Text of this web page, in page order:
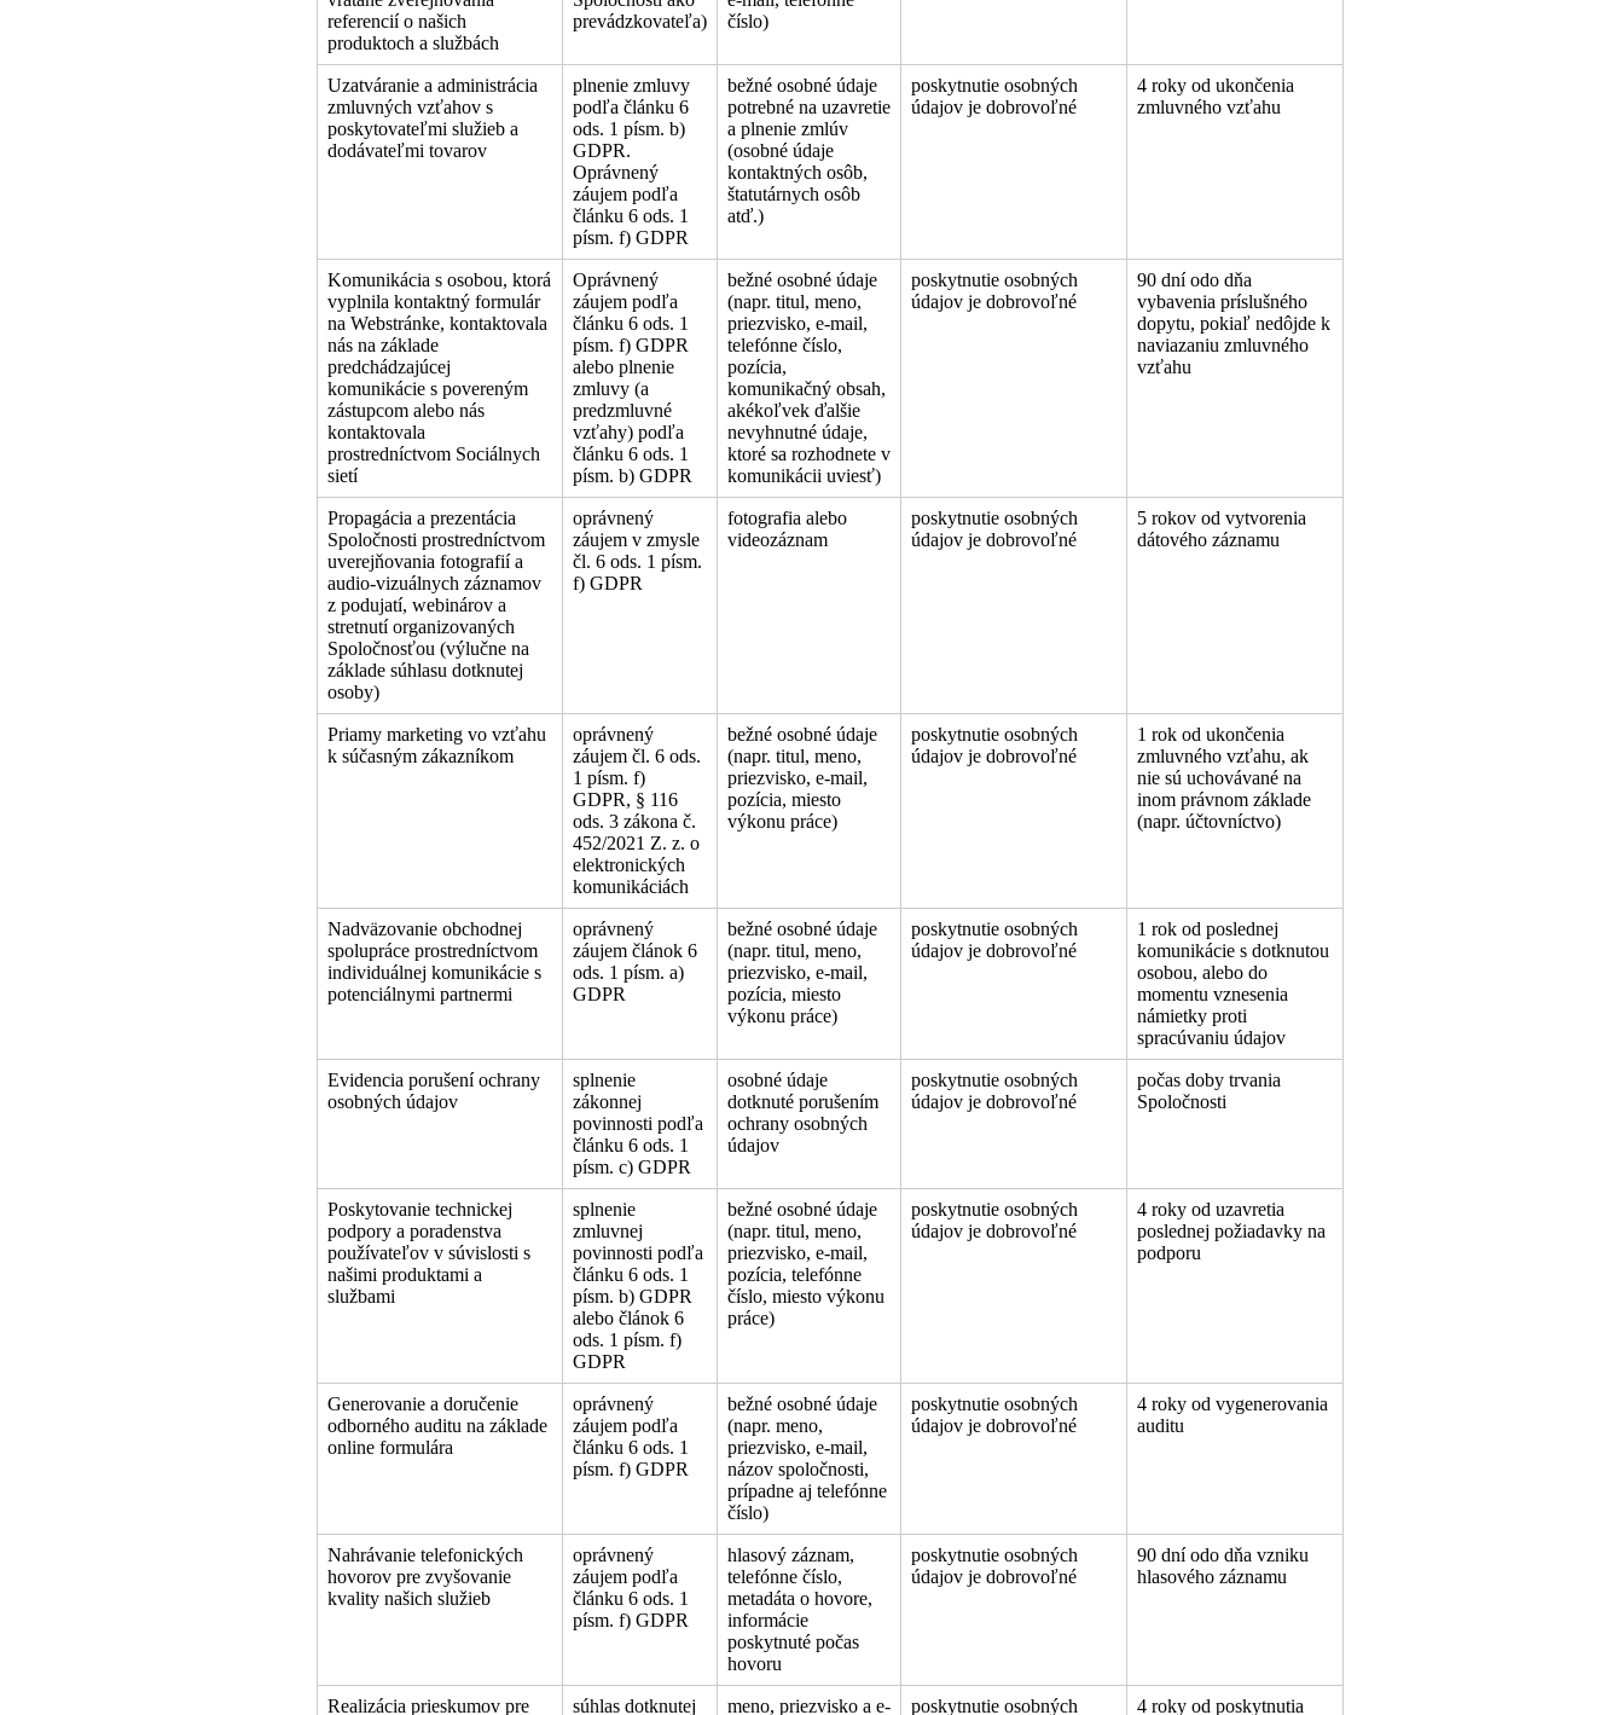
referencií o našich
produktoch a službách
prevádzkovateľa)
číslo)
Uzatváranie a administrácia
zmluvných vzťahov s
poskytovateľmi služieb a
dodávateľmi tovarov
plnenie zmluvy
podľa článku 6
ods. 1 písm. b)
GDPR.
Oprávnený
záujem podľa
článku 6 ods. 1
písm. f) GDPR
bežné osobné údaje
potrebné na uzavretie
a plnenie zmlúv
(osobné údaje
kontaktných osôb,
štatutárnych osôb
atď.)
poskytnutie osobných
údajov je dobrovoľné
4 roky od ukončenia
zmluvného vzťahu
Komunikácia s osobou, ktorá
vyplnila kontaktný formulár
na Webstránke, kontaktovala
nás na základe
predchádzajúcej
komunikácie s povereným
zástupcom alebo nás
kontaktovala
prostredníctvom Sociálnych
sietí
Oprávnený
záujem podľa
článku 6 ods. 1
písm. f) GDPR
alebo plnenie
zmluvy (a
predzmluvné
vzťahy) podľa
článku 6 ods. 1
písm. b) GDPR
bežné osobné údaje
(napr. titul, meno,
priezvisko, e-mail,
telefónne číslo,
pozícia,
komunikačný obsah,
akékoľvek ďalšie
nevyhnutné údaje,
ktoré sa rozhodnete v
komunikácii uviesť)
poskytnutie osobných
údajov je dobrovoľné
90 dní odo dňa
vybavenia príslušného
dopytu, pokiaľ nedôjde k
naviazaniu zmluvného
vzťahu
Propagácia a prezentácia
Spoločnosti prostredníctvom
uverejňovania fotografií a
audio-vizuálnych záznamov
z podujatí, webinárov a
stretnutí organizovaných
Spoločnosťou (výlučne na
základe súhlasu dotknutej
osoby)
oprávnený
záujem v zmysle
čl. 6 ods. 1 písm.
f) GDPR
fotografia alebo
videozáznam
poskytnutie osobných
údajov je dobrovoľné
5 rokov od vytvorenia
dátového záznamu
Priamy marketing vo vzťahu
k súčasným zákazníkom
oprávnený
záujem čl. 6 ods.
1 písm. f)
GDPR, § 116
ods. 3 zákona č.
452/2021 Z. z. o
elektronických
komunikáciách
bežné osobné údaje
(napr. titul, meno,
priezvisko, e-mail,
pozícia, miesto
výkonu práce)
poskytnutie osobných
údajov je dobrovoľné
1 rok od ukončenia
zmluvného vzťahu, ak
nie sú uchovávané na
inom právnom základe
(napr. účtovníctvo)
Nadväzovanie obchodnej
spolupráce prostredníctvom
individuálnej komunikácie s
potenciálnymi partnermi
oprávnený
záujem článok 6
ods. 1 písm. a)
GDPR
bežné osobné údaje
(napr. titul, meno,
priezvisko, e-mail,
pozícia, miesto
výkonu práce)
poskytnutie osobných
údajov je dobrovoľné
1 rok od poslednej
komunikácie s dotknutou
osobou, alebo do
momentu vznesenia
námietky proti
spracúvaniu údajov
Evidencia porušení ochrany
osobných údajov
splnenie
zákonnej
povinnosti podľa
článku 6 ods. 1
písm. c) GDPR
osobné údaje
dotknuté porušením
ochrany osobných
údajov
poskytnutie osobných
údajov je dobrovoľné
počas doby trvania
Spoločnosti
Poskytovanie technickej
podpory a poradenstva
používateľov v súvislosti s
našimi produktami a
službami
splnenie
zmluvnej
povinnosti podľa
článku 6 ods. 1
písm. b) GDPR
alebo článok 6
ods. 1 písm. f)
GDPR
bežné osobné údaje
(napr. titul, meno,
priezvisko, e-mail,
pozícia, telefónne
číslo, miesto výkonu
práce)
poskytnutie osobných
údajov je dobrovoľné
4 roky od uzavretia
poslednej požiadavky na
podporu
Generovanie a doručenie
odborného auditu na základe
online formulára
oprávnený
záujem podľa
článku 6 ods. 1
písm. f) GDPR
bežné osobné údaje
(napr. meno,
priezvisko, e-mail,
názov spoločnosti,
prípadne aj telefónne
číslo)
poskytnutie osobných
údajov je dobrovoľné
4 roky od vygenerovania
auditu
Nahrávanie telefonických
hovorov pre zvyšovanie
kvality našich služieb
oprávnený
záujem podľa
článku 6 ods. 1
písm. f) GDPR
hlasový záznam,
telefónne číslo,
metadáta o hovore,
informácie
poskytnuté počas
hovoru
poskytnutie osobných
údajov je dobrovoľné
90 dní odo dňa vzniku
hlasového záznamu
Realizácia prieskumov pre súhlas dotknutej meno, priezvisko a e- poskytnutie osobných 4 roky od poskytnutia